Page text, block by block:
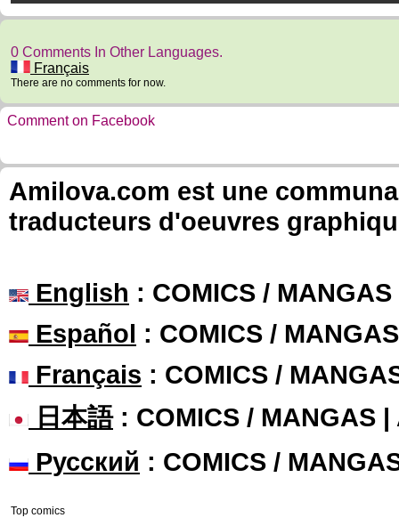
0 Comments In Other Languages.
Français
There are no comments for now.
Comment on Facebook
Amilova.com est une
traducteurs d'oeuvres
English : COMICS /
Español : COMICS /
Français : COMICS /
日本語: COMICS / MANGAS |
Русский : COMICS /
Top comics